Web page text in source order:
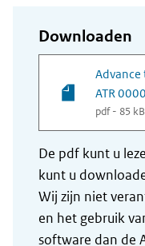
Downloaden
ATR
pdf - 85 kB
De pdf kunt u
kunt u
Wij zijn niet
en het gebruik
software dan de